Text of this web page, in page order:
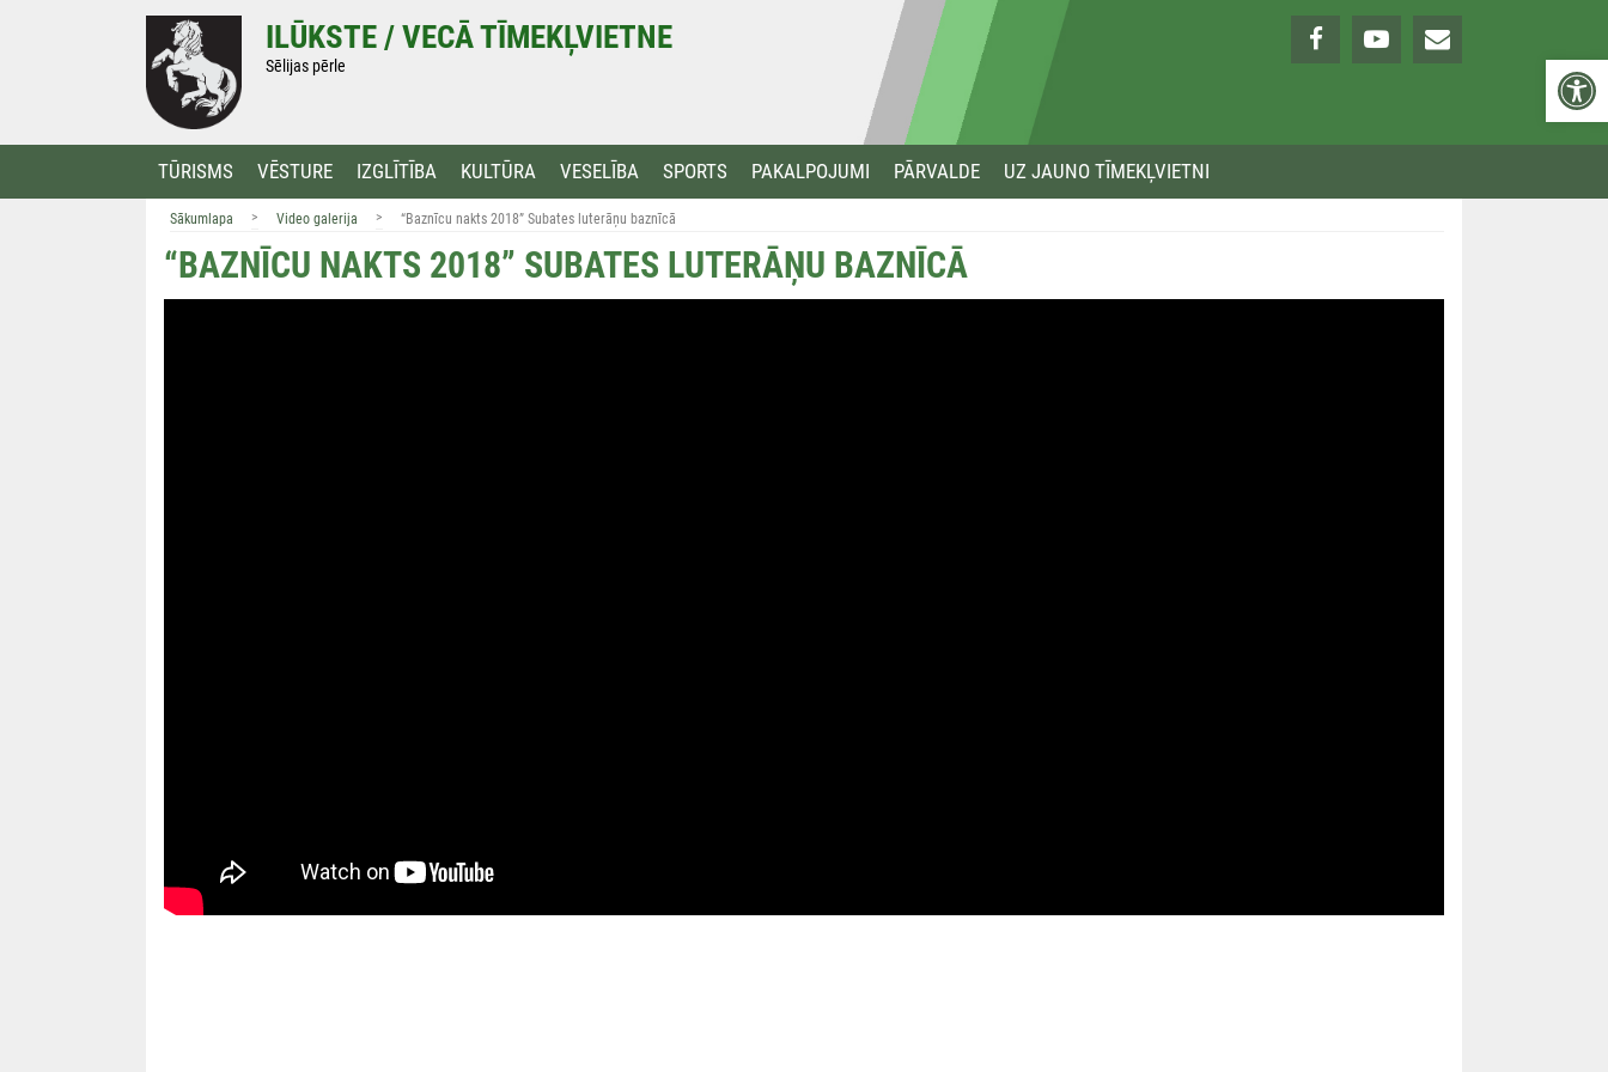
ILŪKSTE / VECĀ TĪMEKĻVIETNE
Sēlijas pērle
TŪRISMS VĒSTURE IZGLĪTĪBA KULTŪRA VESELĪBA SPORTS PAKALPOJUMI PĀRVALDE UZ JAUNO TĪMEKĻVIETNI
Sākumlapa > Video galerija > “Baznīcu nakts 2018” Subates luterāņu baznīcā
“BAZNĪCU NAKTS 2018” SUBATES LUTERĀŅU BAZNĪCĀ